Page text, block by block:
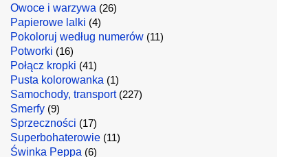
Owoce i warzywa (26)
Papierowe lalki (4)
Pokoloruj według numerów (11)
Potworki (16)
Połącz kropki (41)
Pusta kolorowanka (1)
Samochody, transport(227)
Smerfy (9)
Sprzeczności (17)
Superbohaterowie (11)
Świnka Peppa (6)